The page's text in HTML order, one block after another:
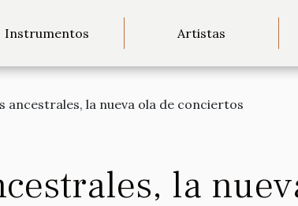
Instrumentos Artistas
ancestrales, la nueva ola de conciertos
la